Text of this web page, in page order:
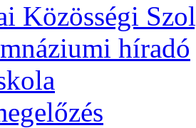
Közösségi
híradó